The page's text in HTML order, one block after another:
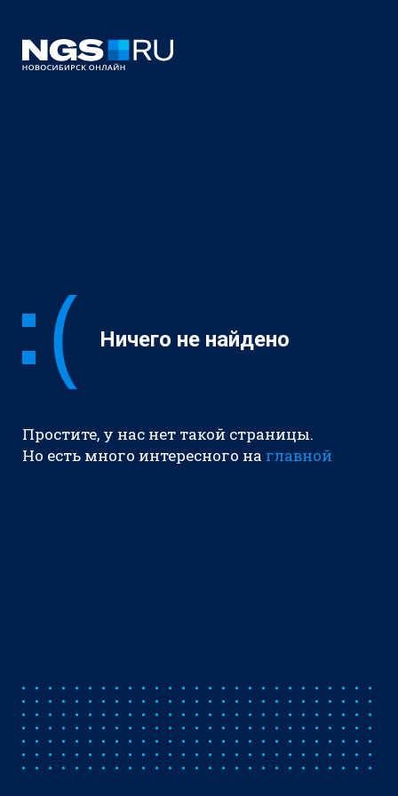
Ничего не найдено
Простите, у нас нет такой страницы.
Но есть много интересного на главной